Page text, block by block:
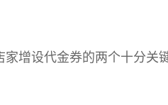
增设代金券的两个十分关